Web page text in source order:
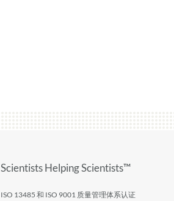
Scientists Helping Scientists™
ISO 13485 和 ISO 9001 质量管理体系认证